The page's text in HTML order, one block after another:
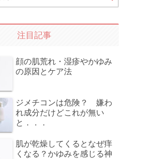
注目記事
顔の肌荒れ・湿疹やかゆみ
の原因とケア法
ジメチコンは危険？ 嫌わ
れ成分だけどこれが無い
と．．．
肌が乾燥してくるとなぜ痒
くなる？かゆみを感じる神